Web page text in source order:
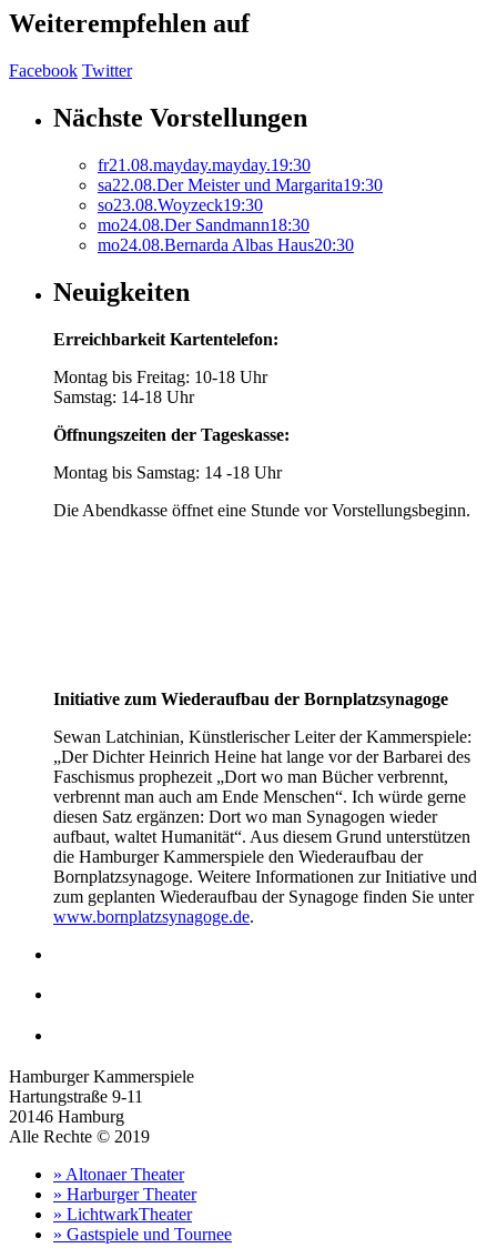
Weiterempfehlen auf
Facebook Twitter
Nächste Vorstellungen
fr21.08.mayday.mayday.19:30
sa22.08.Der Meister und Margarita19:30
so23.08.Woyzeck19:30
mo24.08.Der Sandmann18:30
mo24.08.Bernarda Albas Haus20:30
Neuigkeiten
Erreichbarkeit Kartentelefon:
Montag bis Freitag: 10-18 Uhr
Samstag: 14-18 Uhr
Öffnungszeiten der Tageskasse:
Montag bis Samstag: 14 -18 Uhr
Die Abendkasse öffnet eine Stunde vor Vorstellungsbeginn.
Initiative zum Wiederaufbau der Bornplatzsynagoge
Sewan Latchinian, Künstlerischer Leiter der Kammerspiele:
„Der Dichter Heinrich Heine hat lange vor der Barbarei des
Faschismus prophezeit „Dort wo man Bücher verbrennt,
verbrennt man auch am Ende Menschen“. Ich würde gerne
diesen Satz ergänzen: Dort wo man Synagogen wieder
aufbaut, waltet Humanität“. Aus diesem Grund unterstützen
die Hamburger Kammerspiele den Wiederaufbau der
Bornplatzsynagoge. Weitere Informationen zur Initiative und
zum geplanten Wiederaufbau der Synagoge finden Sie unter
www.bornplatzsynagoge.de.
Hamburger Kammerspiele
Hartungstraße 9-11
20146 Hamburg
Alle Rechte © 2019
» Altonaer Theater
» Harburger Theater
» LichtwarkTheater
» Gastspiele und Tournee